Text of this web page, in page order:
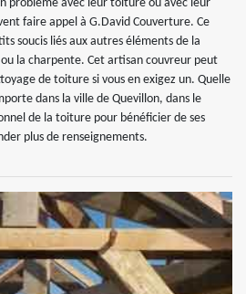
problème avec leur toiture ou avec leur
faire appel à G.David Couverture. Ce
soucis liés aux autres éléments de la
la charpente. Cet artisan couvreur peut
de toiture si vous en exigez un. Quelle
dans la ville de Quevillon, dans le
de la toiture pour bénéficier de ses
plus de renseignements.